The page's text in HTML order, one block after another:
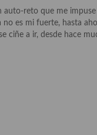
auto-reto que me
no es mi fuerte, hasta
ciñe a ir, desde hace